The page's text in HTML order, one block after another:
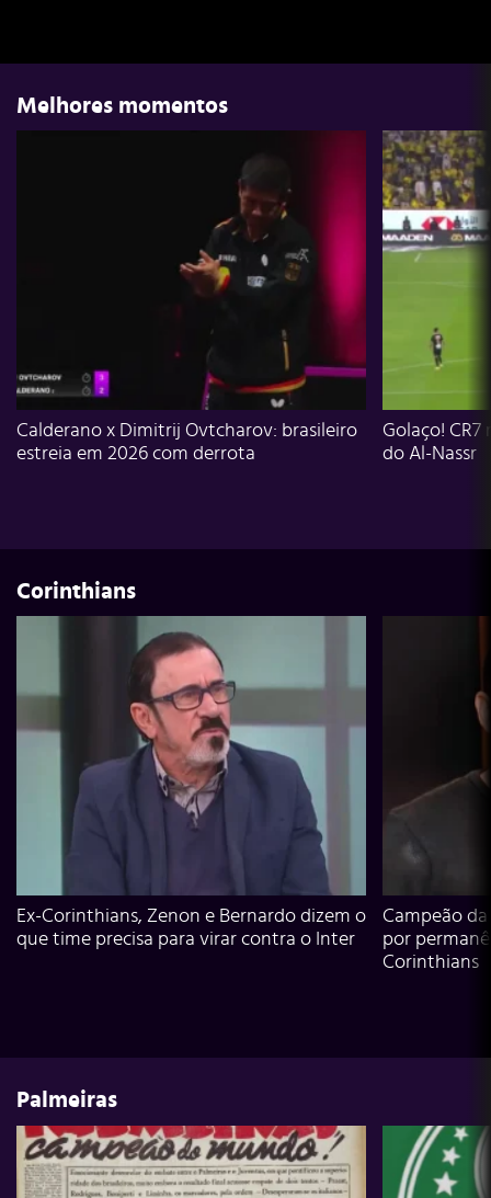
Melhores momentos
Calderano x Dimitrij Ovtcharov: brasileiro
estreia em 2026 com derrota
Golaço!
do Al-Nassr
Corinthians
Ex-Corinthians, Zenon e Bernardo dizem o
que time precisa para virar contra o Inter
Campeão
por
Corinthians
Palmeiras